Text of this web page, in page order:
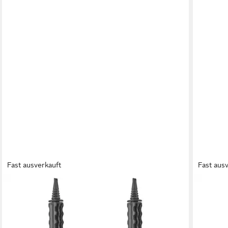
Fast ausverkauft
Luftpumpe, Luftpumpe Luftballons 30x5,5cm
Doppelhub Handpumpe 1 Stück sortiert
Fast